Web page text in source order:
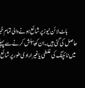
ہاٹ لائن نیوز پر شائع ہونے والی
حاصل کی گئی ہیں۔ ان کو پبلش کرنے سے
میں ٹائپنگ کی غلطی یا غیرارادی طور پر